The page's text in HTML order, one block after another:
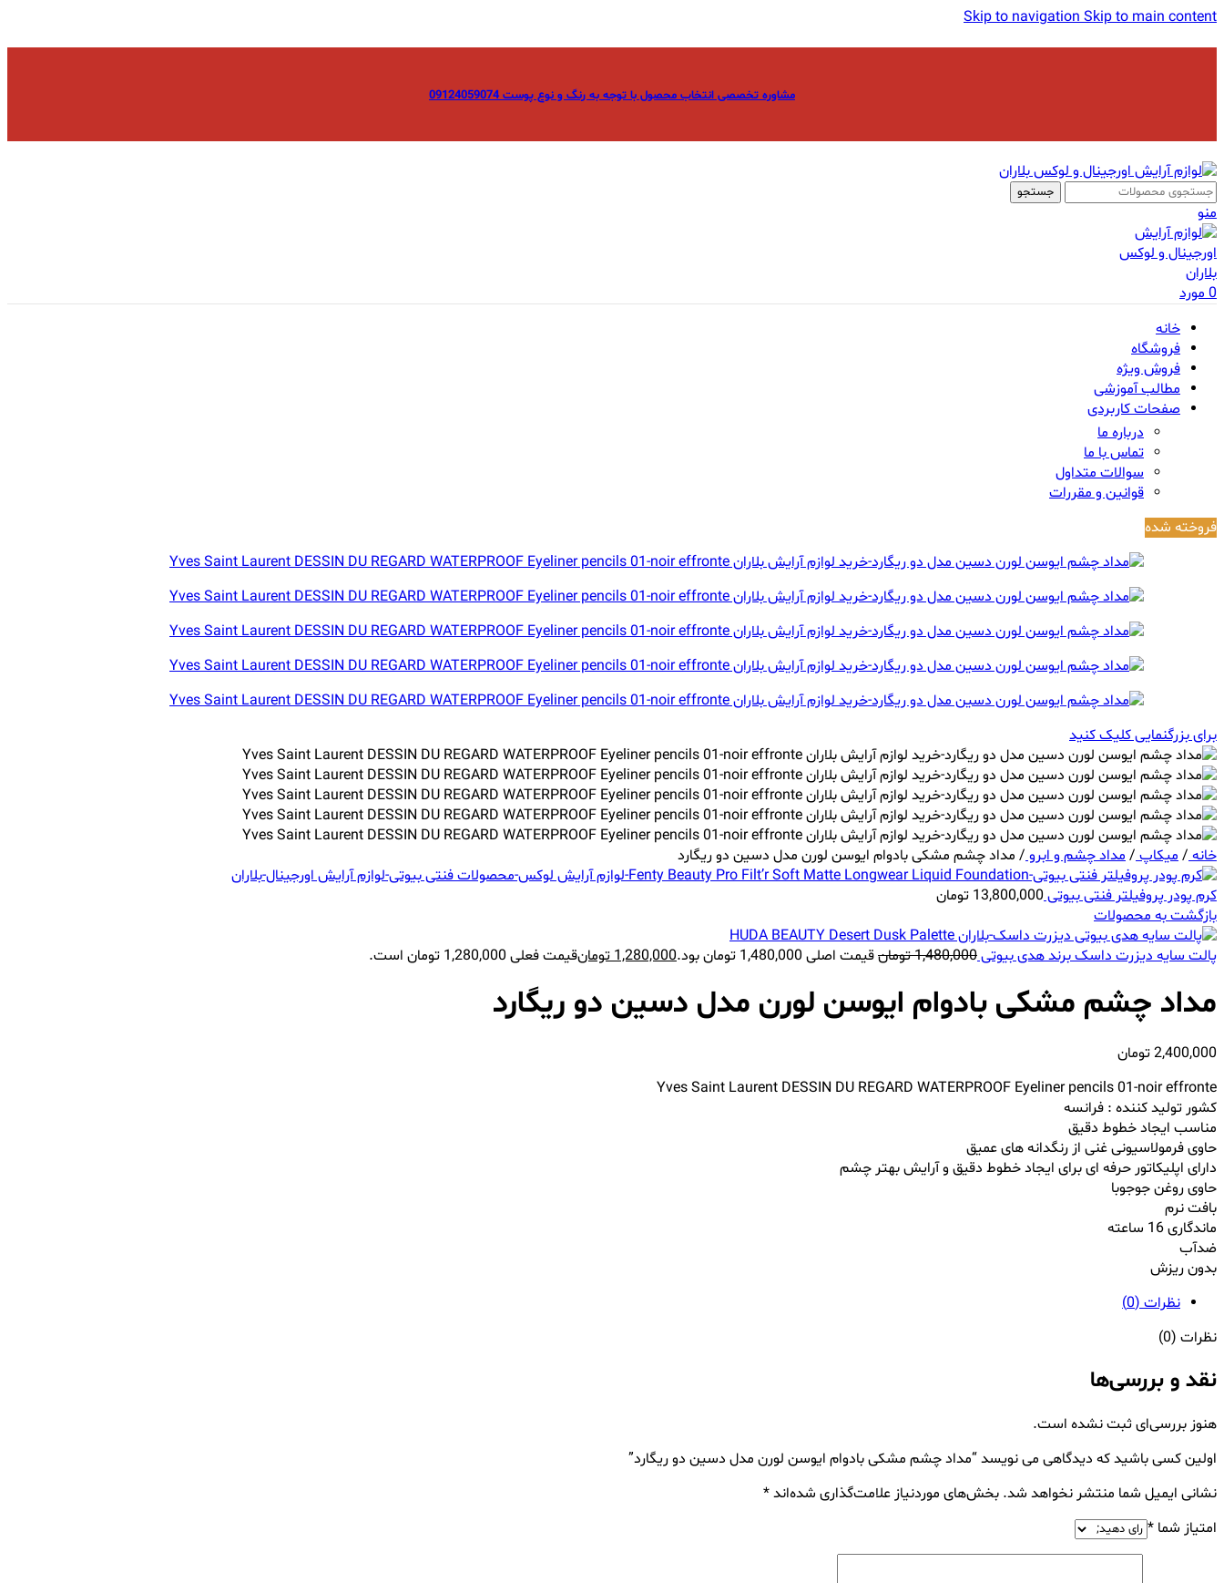
Skip to navigationSkip to main content
مشاوره تخصصی انتخاب محصول با توجه به رنگ و نوع پوست 09124059074
جستجو
منو
0مورد
خانه
فروشگاه
فروش ویژه
مطالب آموزشی
صفحات کاربردی
درباره ما
تماس با ما
سوالات متداول
قوانین و مقررات
فروخته شده
برای بزرگنمایی کلیک کنید
خانه/میکاپ/مداد چشم و ابرو/ مداد چشم مشکی بادوام ایوسن لورن مدل دسین دو ریگارد
کرم پودر پروفیلتر فنتی بیوتی13,800,000 تومان
بازگشت به محصولات
پالت سایه دیزرت داسک برند هدی بیوتی1,480,000تومانقیمت اصلی 1,480,000 تومان بود. 1,280,000تومانقیمت فعلی 1,280,000 تومان است.
مداد چشم مشکی بادوام ایوسن لورن مدل دسین دو ریگارد
2,400,000تومان
Yves Saint Laurent DESSIN DU REGARD WATERPROOF Eyeliner pencils 01-noir effronte
کشور تولید کننده : فرانسه
مناسب ایجاد خطوط دقیق
حاوی فرمولاسیونی غنی از رنگدانه های عمیق
دارای اپلیکاتور حرفه ای برای ایجاد خطوط دقیق و آرایش بهتر چشم
حاوی روغن جوجوبا
بافت نرم
ماندگاری 16 ساعته
ضدآب
بدون ریزش
نظرات (0)
نظرات (0)
نقد و بررسی‌ها
هنوز بررسی‌ای ثبت نشده است.
اولین کسی باشید که دیدگاهی می نویسد “مداد چشم مشکی بادوام ایوسن لورن مدل دسین دو ریگارد”
نشانی ایمیل شما منتشر نخواهد شد. بخش‌های موردنیاز علامت‌گذاری شده‌اند*
امتیاز شما *